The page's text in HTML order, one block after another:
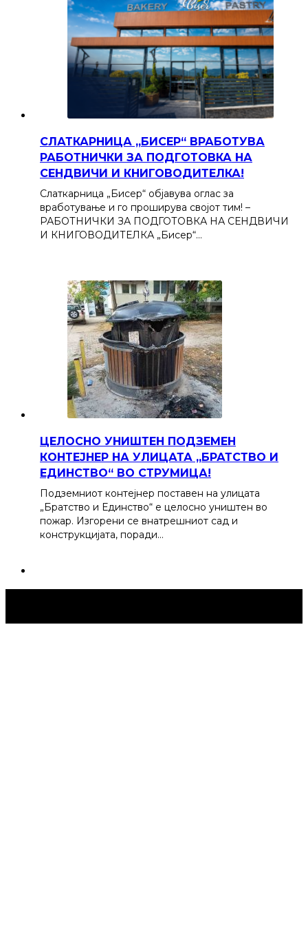
СЛАТКАРНИЦА „БИСЕР“ ВРАБОТУВА
РАБОТНИЧКИ ЗА ПОДГОТОВКА НА
СЕНДВИЧИ И КНИГОВОДИТЕЛКА!
Слаткарница „Бисер“ објавува оглас за
вработување и го проширува својот тим! –
РАБОТНИЧКИ ЗА ПОДГОТОВКА НА СЕНДВИЧИ
И КНИГОВОДИТЕЛКА „Бисер“…
ЦЕЛОСНО УНИШТЕН ПОДЗЕМЕН
КОНТЕЈНЕР НА УЛИЦАТА „БРАТСТВО И
ЕДИНСТВО“ ВО СТРУМИЦА!
Подземниот контејнер поставен на улицата
„Братство и Единство“ е целосно уништен во
пожар. Изгорени се внатрешниот сад и
конструкцијата, поради…